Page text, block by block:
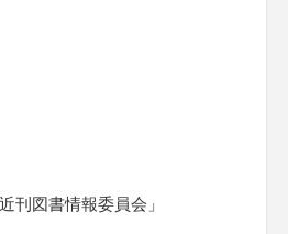
刊図書情報委員会」